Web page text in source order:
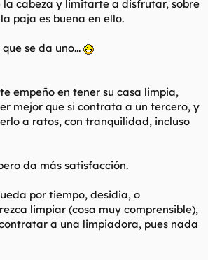
cabeza y limitarte a disfrutar, sobre
paja es buena en ello.
se da uno...
empeño en tener su casa limpia,
mejor que si contrata a un tercero, y
a ratos, con tranquilidad, incluso
da más satisfacción.
por tiempo, desidia, o
limpiar (cosa muy comprensible),
a una limpiadora, pues nada